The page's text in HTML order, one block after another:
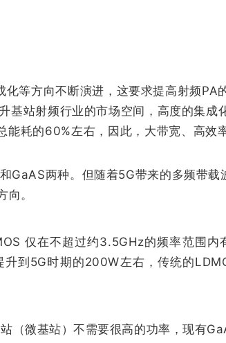
等方向不断演进，这要求提高射频PA
站射频行业的市场空间，高度的集成
耗的60%左右，因此，大带宽、高效
GaAS两种。但随着5G带来的多频带
。
仅在不超过约3.5GHz的频率范围内
到5G时期的200W左右，传统的
微基站）不需要很高的功率，现有